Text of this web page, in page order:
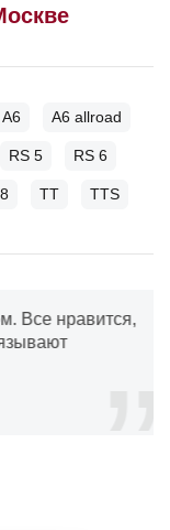
A6 A6 allroad
RS 5 RS 6
TT TTS
Все нравится,